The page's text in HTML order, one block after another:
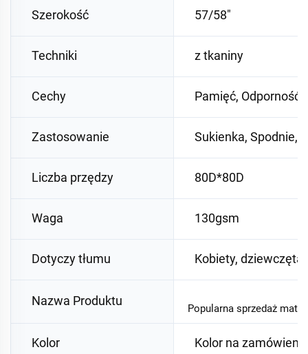
Szerokość 57/58"
Techniki z tkaniny
Cechy Pamięć, Odporność
Zastosowanie Sukienka, Spodnie,
Liczba przędzy 80D*80D
Waga 130gsm
Dotyczy tłumu Kobiety, dziewczęta
Nazwa Produktu
Popularna sprzedaż
Kolor Kolor na zamówienie